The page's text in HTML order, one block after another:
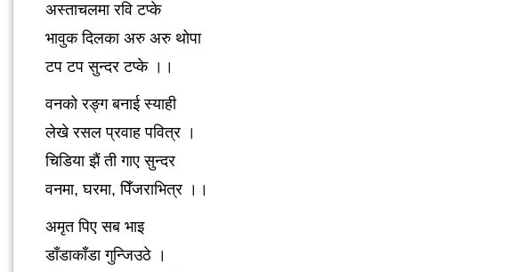
अस्ताचलमा रवि टप्के
भावुक दिलका अरु अरु थोपा
टप टप सुन्दर टप्के ।।
वनको रङ्ग बनाई स्याही
लेखे रसल प्रवाह पवित्र ।
चिडिया झैं ती गाए सुन्दर
वनमा, घरमा, पिँजराभित्र ।।
अमृत पिए सब भाइ
डाँडाकाँडा गुन्जिउठे ।